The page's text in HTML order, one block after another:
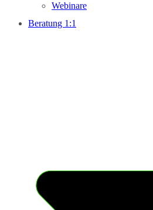
Webinare
Beratung 1:1